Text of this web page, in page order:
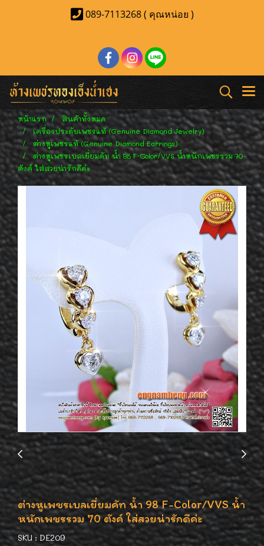
089-7113268 ( คุณหน่อย )
หน้าแรก
สินค้าทั้งหมด
เครื่องประดับเพชรแท้ (Genuine Diamond Jewelry)
ต่างหูเพชรแท้ (Genuine Diamond Earrings)
ต่างหูเพชรเบลเยี่ยมคัท น้ำ 98 F-Color/VVS น้ำหนักเพชรรวม 70
ตังค์ ใส่สวยน่ารักดีค่ะ
ต่างหูเพชรเบลเยี่ยมคัท น้ำ 98 F-Color/VVS น้ำ
หนักเพชรรวม 70 ตังค์ ใส่สวยน่ารักดีค่ะ
SKU : DE209